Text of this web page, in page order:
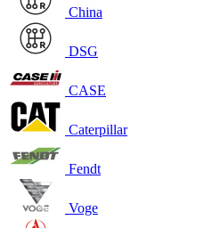
China
DSG
CASE
Caterpillar
Fendt
Voge